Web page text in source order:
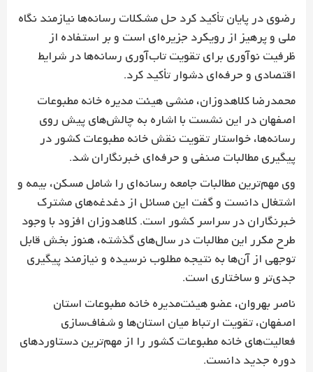
رضوی در پایان تأکید کرد حل مشکلات رسانه‌ها نیازمند نگاه
ملی و پرهیز از رویکرد جزیره‌ای است و بر استفاده از
ظرفیت نوآوری برای تقویت تاب‌آوری رسانه‌ها در شرایط
اقتصادی و حرفه‌ای دشوار تأکید کرد.
محمدرضا کلاهدوزان، منشی هیئت مدیره خانه مطبوعات
اصفهان در این نشست با اشاره به چالش‌های پیش روی
رسانه‌ها، خواستار تقویت نقش خانه مطبوعات کشور در
پیگیری مطالبات صنفی و حرفه‌ای خبرنگاران شد.
وی مهم‌ترین مطالبات جامعه رسانه‌ای را شامل مسکن، بیمه و
اشتغال دانست و گفت این مسائل از دغدغه‌های مشترک
خبرنگاران در سراسر کشور است. کلاهدوزان افزود با وجود
طرح مکرر این مطالبات در سال‌های گذشته، هنوز بخش قابل
توجهی از آن‌ها به نتیجه مطلوب نرسیده و نیازمند پیگیری
جدی‌تر و ساختاری است.
ناصر بهروان، عضو هیئت‌مدیره خانه مطبوعات استان
اصفهان، تقویت ارتباط میان استان‌ها و شفاف‌سازی
فعالیت‌های خانه مطبوعات کشور را از مهم‌ترین دستاوردهای
دوره جدید دانست.